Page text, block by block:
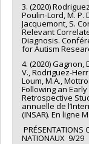
3. (2020)
Poulin-Lord, M. P.
Jacquemont, S.
Relevant
Diagnosis.
for Autism
4. (2020) Gagnon,
V., Rodriguez-
Loum, M.A.,
Following an
Retrospective
annuelle de
(INSAR). En ligne
PRÉSENTATIONS
NATIONAUX 9/29